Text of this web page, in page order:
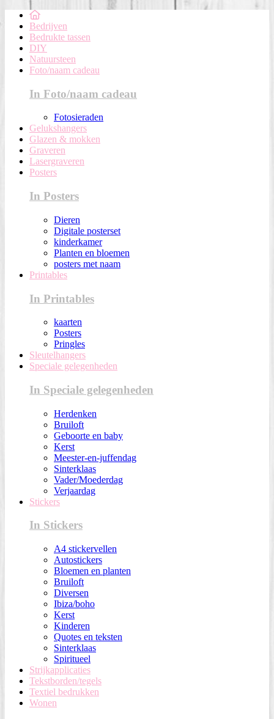
Bedrijven
Bedrukte tassen
DIY
Natuursteen
Foto/naam cadeau
In Foto/naam cadeau
Fotosieraden
Gelukshangers
Glazen & mokken
Graveren
Lasergraveren
Posters
In Posters
Dieren
Digitale posterset
kinderkamer
Planten en bloemen
posters met naam
Printables
In Printables
kaarten
Posters
Pringles
Sleutelhangers
Speciale gelegenheden
In Speciale gelegenheden
Herdenken
Bruiloft
Geboorte en baby
Kerst
Meester-en-juffendag
Sinterklaas
Vader/Moederdag
Verjaardag
Stickers
In Stickers
A4 stickervellen
Autostickers
Bloemen en planten
Bruiloft
Diversen
Ibiza/boho
Kerst
Kinderen
Quotes en teksten
Sinterklaas
Spiritueel
Strijkapplicaties
Tekstborden/tegels
Textiel bedrukken
Wonen